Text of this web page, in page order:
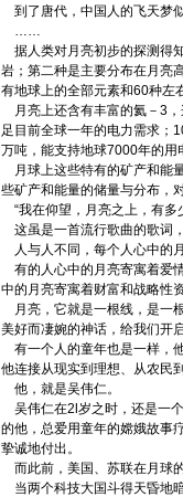
到了唐代，中国人的飞天梦
……
据人类对月亮初步的探测得
岩；第二种是主要分布在月亮
有地球上的全部元素和60种左
月亮上还含有丰富的氦－3，
足目前全球一年的电力需求；
万吨，能支持地球7000年的用
月球上这些特有的矿产和能
些矿产和能量的储量与分布，
“我在仰望，月亮之上，有多
这虽是一首流行歌曲的歌词
人与人不同，每个人心中的
有的人心中的月亮寄寓着爱
中的月亮寄寓着财富和战略
月亮，它就是一根线，是一
美好而凄婉的神话，给我们开
有一个人的童年也是一样，
他连接从现实到理想、从农民
他，就是吴伟仁。
吴伟仁在2l岁之时，还是一
的他，总爱用童年的嫦娥故事
挚诚地付出。
而此前，美国、苏联在月球
当两个科技大国斗得天昏地